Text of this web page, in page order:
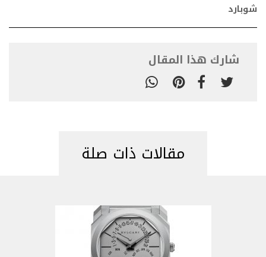
شوبارد
شارك هذا المقال
مقالات ذات صلة